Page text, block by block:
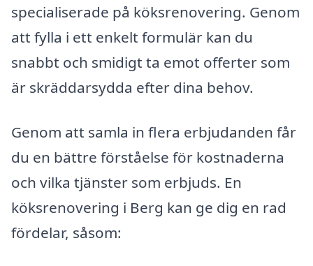
specialiserade på köksrenovering. Genom
att fylla i ett enkelt formulär kan du
snabbt och smidigt ta emot offerter som
är skräddarsydda efter dina behov.
Genom att samla in flera erbjudanden får
du en bättre förståelse för kostnaderna
och vilka tjänster som erbjuds. En
köksrenovering i Berg kan ge dig en rad
fördelar, såsom: